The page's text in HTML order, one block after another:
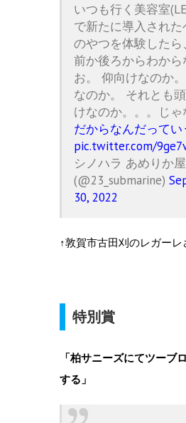
いつも行く美容室
で新たに導入され
のやつを体験した
前か後ろからわから
お。 仰向けなのか
なのか。 それとも
けなのか。。。じゃ
だからなんだってい
pic.twitter.com/
シノハラ あめりか
(@23_submarine)
30, 2022
↑敦賀市古田刈のレガーレ
特別賞
「柏サニーズにてツーブ
する」